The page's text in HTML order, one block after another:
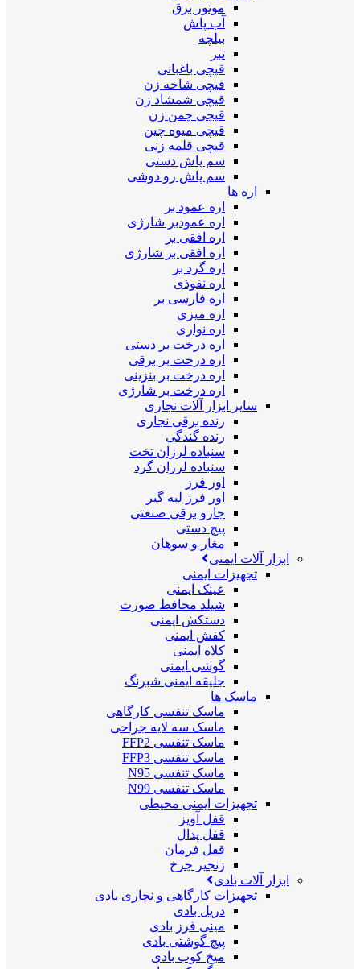
موتور برق
آب پاش
بیلچه
تبر
قیچی باغبانی
قیچی شاخه زن
قیچی شمشاد زن
قیچی چمن زن
قیچی میوه چین
قیچی قلمه زنی
سم پاش دستی
سم پاش رو دوشی
اره ها
اره عمود بر
اره عمودبر شارژی
اره افقی بر
اره افقی بر شارژی
اره گرد بر
اره نفوذی
اره فارسی بر
اره میزی
اره نواری
اره درخت بر دستی
اره درخت بر برقی
اره درخت بر بنزینی
اره درخت بر شارژی
سایر ابزار آلات نجاری
رنده برقی نجاری
رنده گندگی
سنباده لرزان تخت
سنباده لرزان گرد
اور فرز
اور فرز لبه گیر
جارو برقی صنعتی
پیچ دستی
مغار و سوهان
ابزار آلات ایمنی
تجهیزات ایمنی
عینک ایمنی
شیلد محافظ صورت
دستکش ایمنی
کفش ایمنی
کلاه ایمنی
گوشی ایمنی
جلیقه ایمنی شبرنگ
ماسک ها
ماسک تنفسی کارگاهی
ماسک سه لایه جراحی
ماسک تنفسی FFP2
ماسک تنفسی FFP3
ماسک تنفسی N95
ماسک تنفسی N99
تجهیزات ایمنی محیطی
قفل آویز
قفل پدال
قفل فرمان
زنجیر چرخ
ابزار آلات بادی
تجهیزات کارگاهی و نجاری بادی
دریل بادی
مینی فرز بادی
پیچ گوشتی بادی
میخ کوب بادی